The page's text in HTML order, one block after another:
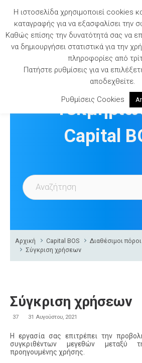
content
Capital
Αρχική Capital BOS Διαθέσιμοι πόροι
Σύγκριση χρήσεων
Σύγκριση χρήσεων
37 31 Αυγούστου, 2021
Η εργασία σας επιτρέπει την
συγκριθέντων μεγεθών μεταξύ
προηγουμένης χρήσης.
Η ιστοσελίδα χρησιμοποιεί cookies
καταγραφής για να εξασφαλίσει την
Καθώς επίσης την δυνατότητά σας να
να δημιουργήσει στατιστικά για την
πληροφορίες από
Πατήστε ρυθμίσεις για να
αποδεχθείτε.
Ρυθμίσεις Cookies